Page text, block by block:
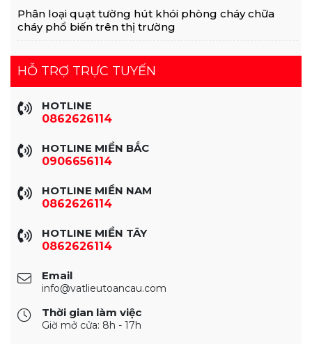
Phân loại quạt tường hút khói phòng cháy chữa
cháy phổ biến trên thị trường
HỖ TRỢ TRỰC TUYẾN
HOTLINE
0862626114
HOTLINE MIỀN BẮC
0906656114
HOTLINE MIỀN NAM
0862626114
HOTLINE MIỀN TÂY
0862626114
Email
info@vatlieutoancau.com
Thời gian làm việc
Giờ mở cửa: 8h - 17h